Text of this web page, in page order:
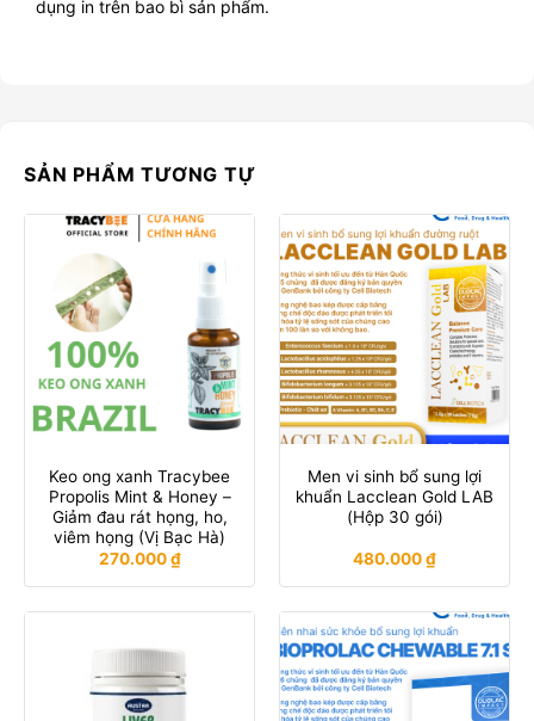
dụng in trên bao bì sản phẩm.
SẢN PHẨM TƯƠNG TỰ
Keo ong xanh Tracybee
Propolis Mint & Honey –
Giảm đau rát họng, ho,
viêm họng (Vị Bạc Hà)
270.000₫
Men vi sinh bổ sung lợi
khuẩn Lacclean Gold LAB
(Hộp 30 gói)
480.000₫